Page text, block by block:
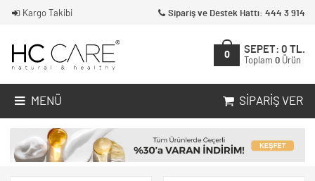
Kargo Takibi Sipariş ve Destek Hattı: 444 3 914
0
SEPET: 0 TL.
Toplam 0 Ürün
MENÜ SIPARIŞ VER